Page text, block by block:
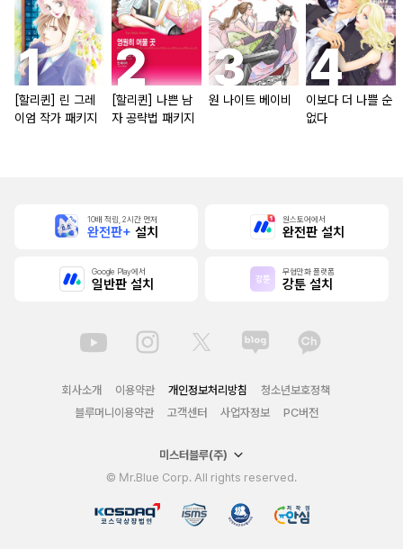
[할리퀸] 린 그레
이엄 작가 패키지
[할리퀸] 나쁜 남
자 공략법 패키지
원 나이트 베이비
이보다 더 나쁠 순
없다
10배 적립, 2시간 먼저
완전판+ 설치
원스토어에서
완전판 설치
Google Play에서
일반판 설치
무협만화 플랫폼
강툰 설치
회사소개 이용약관 개인정보처리방침
청소년보호정책
블루머니이용약관
고객센터 사업자정보 PC버전
미스터블루(주)
© Mr.Blue Corp. All rights reserved.